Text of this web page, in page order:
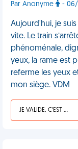
Par Anonyme - 06/
Aujourd'hui, je
vite. Le train
phénoménale,
yeux, la rame est
referme les yeux
mon siège. VDM
JE VALIDE, C'EST UNE VDM